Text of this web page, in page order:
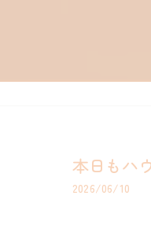
本日もハ
2026/06/10